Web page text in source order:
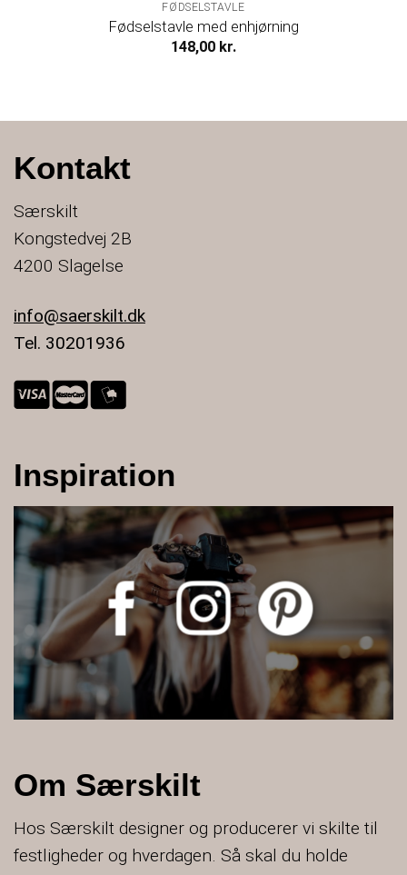
FØDSELSTAVLE
Fødselstavle med enhjørning
148,00 kr.
Kontakt
Særskilt
Kongstedvej 2B
4200 Slagelse
info@saerskilt.dk
Tel. 30201936
Inspiration
Om Særskilt
Hos Særskilt designer og producerer vi skilte til
festligheder og hverdagen. Så skal du holde